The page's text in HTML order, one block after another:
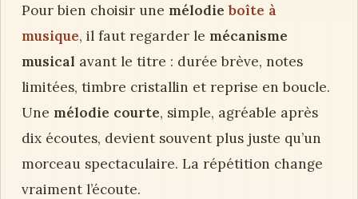
Pour bien choisir une mélodieboîte à
musique, il faut regarder le mécanisme
musical avant le titre : durée brève, notes
limitées, timbre cristallin et reprise en boucle.
Une mélodie courte, simple, agréable après
dix écoutes, devient souvent plus juste qu’un
morceau spectaculaire. La répétition change
vraiment l’écoute.